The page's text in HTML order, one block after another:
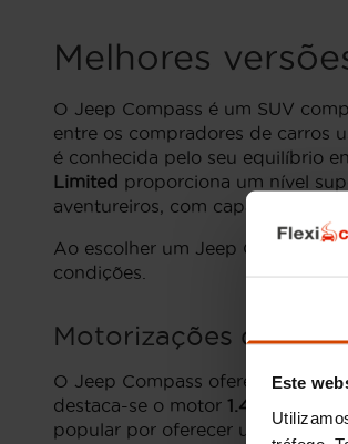
Este
Melhores
O Jeep Compass é um SUV
entre os compradores de carros
é conhecida pelo seu equilíbrio
Limited proporciona um nível
aventureiros, com capacidades
Ao escolher um Jeep Compass
condições.
Motorizações da
O Jeep Compass oferece várias
destaca-se o motor 1.4 MultiAir
popular por oferecer um